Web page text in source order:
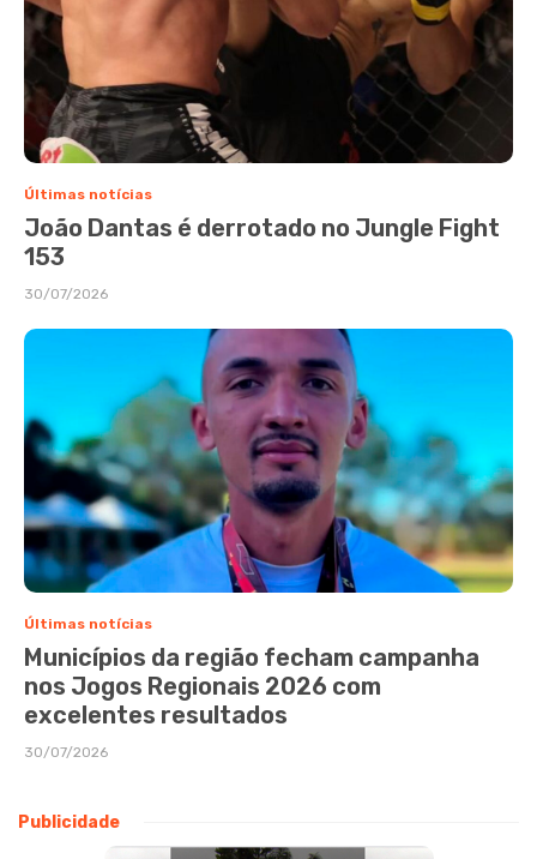
Últimas notícias
João Dantas é derrotado no Jungle Fight
153
30/07/2026
Últimas notícias
Municípios da região fecham campanha
nos Jogos Regionais 2026 com
excelentes resultados
30/07/2026
Publicidade